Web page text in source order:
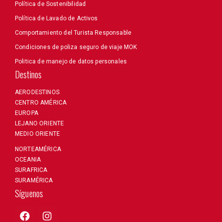
Política de Sostenibilidad
Política de Lavado de Activos
Comportamiento del Turista Responsable
Condiciones de poliza seguro de viaje MOK
Politica de manejo de datos personales
Destinos
AERODESTINOS
CENTRO AMÉRICA
EUROPA
LEJANO ORIENTE
MEDIO ORIENTE
NORTEAMÉRICA
OCEANIA
SURAFRICA
SURAMÉRICA
Síguenos